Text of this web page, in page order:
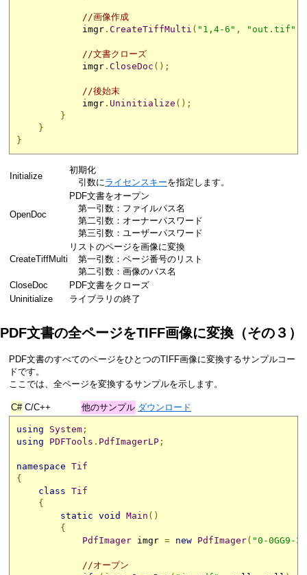
//画像作成
            imgr
. CreateTiffMulti ( "1,4-6" , "out.tif"
//文書クローズ
            imgr
. CloseDoc ();
//後始末
            imgr
. Uninitialize ();
}
}
}
Initialize
初期化
引数にライセンスキーを指定します。
OpenDoc
PDF文書をオープン
第一引数：ファイルパス名
第二引数：オーナーパスワード
第三引数：ユーザーパスワード
CreateTiffMulti
リストのページを画像に変換
第一引数：ページ番号のリスト
第二引数：画像のパス名
CloseDoc
PDF文書をクローズ
Uninitialize
ライブラリの終了
PDF文書の全ページをTIFF画像に変換（その３）
PDF文書のすべてのページをひとつのTIFF画像に変換するサンプルコー
ドです。
ここでは、全ページを変換するサンプルを示します。
C# C/C++ 他のサンプル ダウンロード
using System ;
using
PDFTools . PdfImagerLP ;
namespace Tif
{
class Tif
{
static void Main ()
{
PdfImager imgr = new PdfImager( "0-0GG9-
//オープン